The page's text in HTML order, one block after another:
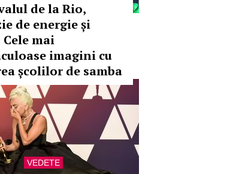
de la Rio,
de energie și
mai
imagini cu
școlilor de samba
VEDETE